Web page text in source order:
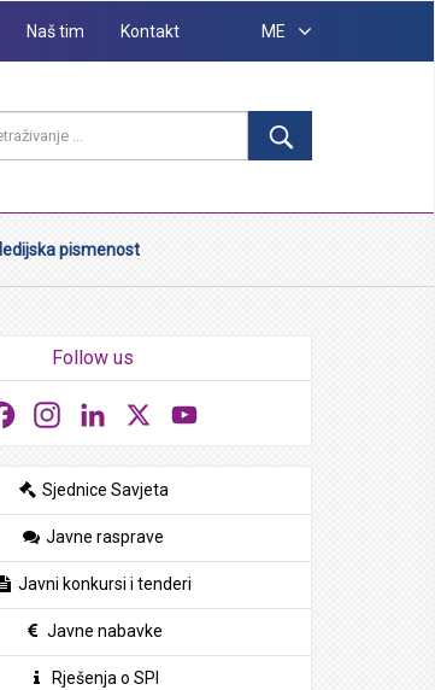
Naš tim Kontakt ME
pismenost
Follow us
FacebookInstagramLinkedIn
Sjednice Savjeta
Javne rasprave
Javni konkursi i tenderi
Javne nabavke
Rješenja o SPI